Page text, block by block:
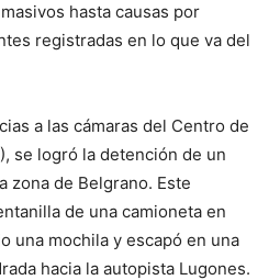
hasta causas por
registradas en lo que va del
a las cámaras del Centro de
se logró la detención de un
zona de Belgrano. Este
de una camioneta en
una mochila y escapó en una
hacia la autopista Lugones.